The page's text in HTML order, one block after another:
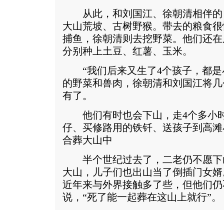
从此，和刘国江、徐朝清相伴的
大山荒坡、古树野猴。带去的粮食
捕鱼，徐朝清则去挖野菜。他们还
分别种上土豆、红薯、玉米。
“我们后来又生了4个孩子，都是
的野菜和兽肉，徐朝清和刘国江将
有了。
他们有时也会下山，走4个多小
仔、买修路用的铁钎、送孩子到高
合葬大山中
半个世纪过去了，二老仍不愿下
大山，儿子们也出山当了倒插门女
近年来与外界接触多了些，但他们
说，“死了能一起葬在这山上就行”。